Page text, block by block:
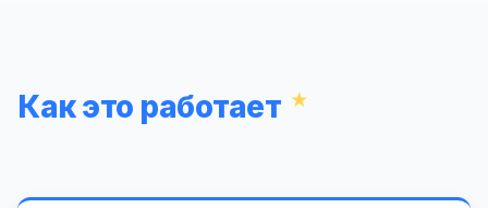
Как это работает